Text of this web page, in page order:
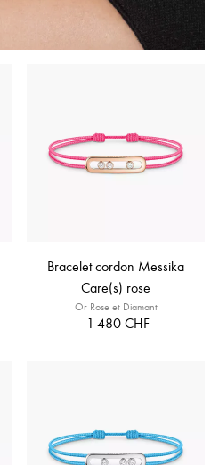
Bracelet cordon Messika
Care(s) rose
Or Rose et Diamant
1 480 CHF